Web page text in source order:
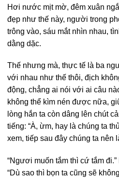
Hơi nước mịt mờ, đêm xuân
đẹp như thế này, người trong
trông vào, sáu mắt nhìn nhau,
dằng dặc.
Thế nhưng mà, thực tế là ba
với nhau như thế thôi, địch
động, chẳng ai nói với ai câu
không thể kìm nén được nữa,
lòng hắn ta còn dâng lên chút
tiếng: “À, ừm, hay là chúng ta
xem, tiếp sau đây chúng ta nên
“Ngươi muốn tắm thì cứ tắm
“Dù sao thì bọn ta cũng sẽ